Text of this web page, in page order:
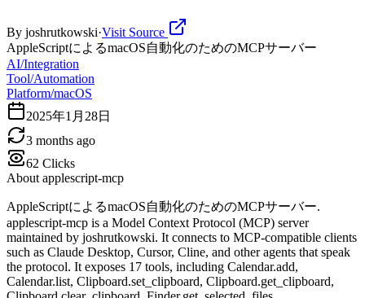
By joshrutkowski·Visit Source
AppleScriptによるmacOS自動化のためのMCPサーバー
AI/Integration
Tool/Automation
Platform/macOS
2025年1月28日
3 months ago
62 Clicks
About applescript-mcp
AppleScriptによるmacOS自動化のためのMCPサーバー.
applescript-mcp is a Model Context Protocol (MCP) server
maintained by joshrutkowski. It connects to MCP-compatible clients
such as Claude Desktop, Cursor, Cline, and other agents that speak
the protocol. It exposes 17 tools, including Calendar.add,
Calendar.list, Clipboard.set_clipboard, Clipboard.get_clipboard,